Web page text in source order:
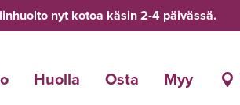
nyt kotoa käsin 2-4 päivässä.
Huolla Osta Myy